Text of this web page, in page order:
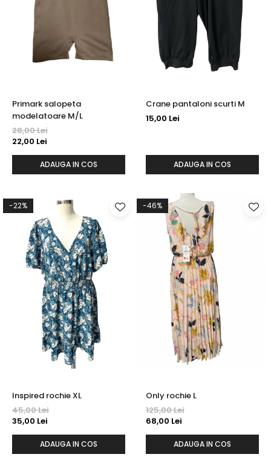
Primark salopeta
modelatoare M/L
28,00 Lei
22,00 Lei
ADAUGA IN COS
Crane pantaloni scurti M
15,00 Lei
ADAUGA IN COS
-22%
Inspired rochie XL
45,00 Lei
35,00 Lei
ADAUGA IN COS
-46%
Only rochie L
125,00 Lei
68,00 Lei
ADAUGA IN COS